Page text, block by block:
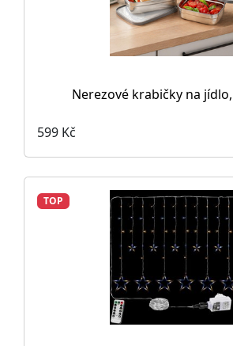
Nerezové krabičky na
599 Kč
TOP